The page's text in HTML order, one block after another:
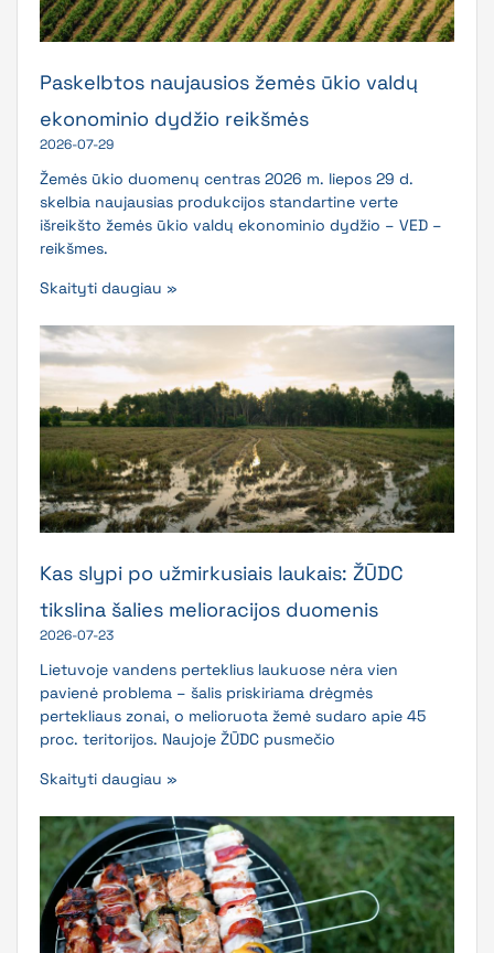
Paskelbtos naujausios žemės ūkio valdų
ekonominio dydžio reikšmės
2026-07-29
Žemės ūkio duomenų centras 2026 m. liepos 29 d.
skelbia naujausias produkcijos standartine verte
išreikšto žemės ūkio valdų ekonominio dydžio – VED –
reikšmes.
Skaityti daugiau »
Kas slypi po užmirkusiais laukais: ŽŪDC
tikslina šalies melioracijos duomenis
2026-07-23
Lietuvoje vandens perteklius laukuose nėra vien
pavienė problema – šalis priskiriama drėgmės
pertekliaus zonai, o melioruota žemė sudaro apie 45
proc. teritorijos. Naujoje ŽŪDC pusmečio
Skaityti daugiau »